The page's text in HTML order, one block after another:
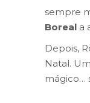
sempre
Boreal a
Depois,
Natal.
mágico…